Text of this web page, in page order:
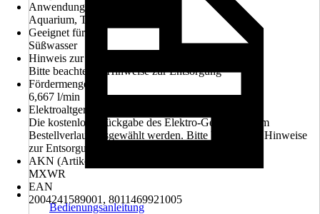
Anwendungsbereich
Aquarium, Teich
Geeignet für
Süßwasser
Hinweis zur Entsorgung
Bitte beachte die Hinweise zur Entsorgung
Fördermenge
6,667 l/min
Elektroaltgerät-Rücknahme
Die kostenlose Rückgabe des Elektro-Geräts kann im
Bestellverlauf ausgewählt werden. Bitte beachte die Hinweise
zur Entsorgung.
AKN (Artikelkurznummer)
MXWR
EAN
2004241589001, 8011469921005
Bedienungsanleitung